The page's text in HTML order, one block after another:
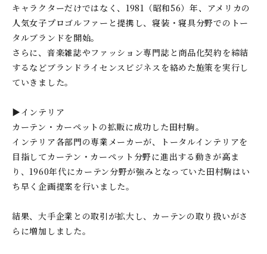
キャラクターだけではなく、1981（昭和56）年、アメリカの
人気女子プロゴルファーと提携し、寝装・寝具分野でのトー
タルブランドを開始。
さらに、音楽雑誌やファッション専門誌と商品化契約を締結
するなどブランドライセンスビジネスを絡めた施策を実行し
ていきました。
▶インテリア
カーテン・カーペットの拡販に成功した田村駒。
インテリア各部門の専業メーカーが、トータルインテリアを
目指してカーテン・カーペット分野に進出する動きが高ま
り、1960年代にカーテン分野が強みとなっていた田村駒はい
ち早く企画提案を行いました。
結果、大手企業との取引が拡大し、カーテンの取り扱いがさ
らに増加しました。